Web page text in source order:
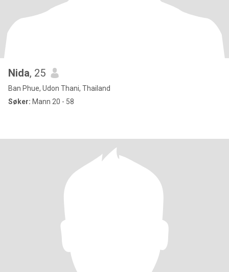
Nida, 25
Ban Phue, Udon Thani, Thailand
Søker: Mann 20 - 58